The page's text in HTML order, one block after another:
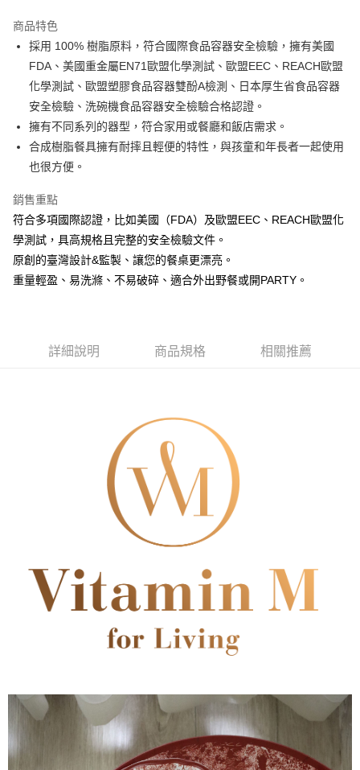
街口支付
悠遊付
AFTEE先享後付
相關說明
【關於「AFTEE先享後付」】
AFTEE先享後付是「在收到商品之後才付款」的支付方式。 讓您購物簡單
便利好安心！
２．便利：只要手機號碼，簡訊認證，即可結帳。
３．安心：先確認商品／服務後，再付款。
【「AFTEE先享後付」結帳流程】
１．於結帳方式選擇「AFTEE先享後付」後，將跳轉至「AFTEE先享後付」
２．訂單成立數日內，您將收到繳費通知簡訊。
購買商品的店家。未經商家同意取消之訂單仍視為有效，需透過AFTEE先享
後付繳納相關費用。
１．透過由恩沛科技股份有限公司提供之「AFTEE先享後付」服務完成之交
易，需依本服務之必要範圍內提供個人資料，並將交易相關給付款項請求債
權轉讓予恩沛科技股份有限公司。
２．關於個人資料處理事宜，請瀏覽以下網址：
https://aftee.tw/terms/#terms3
３．未成年的使用者請事先徵得法定代理人或監護人之同意方可使用
「AFTEE先享後付」，若未經同意申辦者引起之損失，本公司不負相關責
時審查核予不同之上限額度；若仍有額度不足之情形，本公司將視審查結果
請求用戶進行身份認證。
５．嚴禁一人註冊多個帳號或使用他人資訊註冊。若發現惡意使用之情形，
ATM付款
全家取貨付款
每筆NT$60，滿NT$1,500(含以上)免運費
7-11取貨付款
每筆NT$100，滿NT$1,500(含以上)免運費
商品特色
採用 100% 樹脂原料，符合國際食品容器安全檢驗，擁有美國
FDA、美國重金屬EN71歐盟化學測試、歐盟EEC、REACH歐盟
化學測試、歐盟塑膠食品容器雙酚A檢測、日本厚生省食品容器
安全檢驗、洗碗機食品容器安全檢驗合格認證。
擁有不同系列的器型，符合家用或餐廳和飯店需求。
合成樹脂餐具擁有耐摔且輕便的特性，與孩童和年長者一起使用
也很方便。
銷售重點
符合多項國際認證，比如美國（FDA）及歐盟EEC、REACH歐盟化
學測試，具高規格且完整的安全檢驗文件。
原創的臺灣設計&監製、讓您的餐桌更漂亮。
重量輕盈、易洗滌、不易破碎、適合外出野餐或開PARTY。
詳細說明 商品規格 相關推薦